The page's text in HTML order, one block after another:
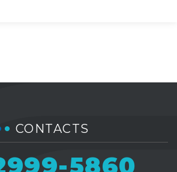
CONTACTS
5860